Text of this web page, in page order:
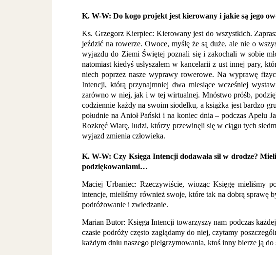
K. W-W: Do kogo projekt jest kierowany i jakie są jego
Ks. Grzegorz Kierpiec: Kierowany jest do wszystkich.
jeździć na rowerze. Owoce, myślę że są duże, ale nie o
wyjazdu do Ziemi Świętej poznali się i zakochali w sobie
natomiast kiedyś usłyszałem w kancelarii z ust innej pary,
niech poprzez nasze wyprawy rowerowe. Na wyprawę
Intencji, którą przynajmniej dwa miesiące wcześniej
zarówno w niej, jak i w tej wirtualnej. Mnóstwo próśb,
codziennie każdy na swoim siodełku, a książka jest bardzo
południe na Anioł Pański i na koniec dnia – podczas Apelu
Rozkręć Wiarę, ludzi, którzy przewinęli się w ciągu tych
wyjazd zmienia człowieka.
K. W-W: Czy Księga Intencji dodawała sił w drodze?
podziękowaniami…
Maciej Urbaniec: Rzeczywiście, wioząc Księgę mieliśmy
intencje, mieliśmy również swoje, które tak na dobrą sprawę
podróżowanie i zwiedzanie.
Marian Butor: Księga Intencji towarzyszy nam podczas
czasie podróży często zaglądamy do niej, czytamy
każdym dniu naszego pielgrzymowania, ktoś inny bierze ją